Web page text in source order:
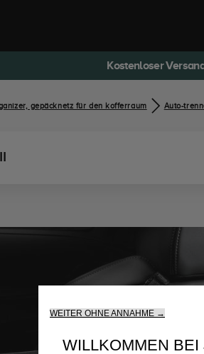
Kostenloser
gepäcknetz für den kofferraum Auto-
WEITER OHNE ANNAHME →
WILLKOMMEN BEI